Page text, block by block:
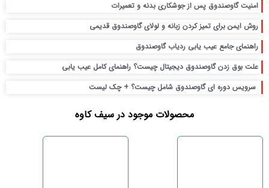
امنیت گاوصندوق پس از جوشکاری بدنه و تعمیرات
روش ایمن برای تمیز کردن زبانه و لولای گاوصندوق قدیمی
راهنمای جامع عیب یابی ردیاب گاوصندوق
علت بوق زدن گاوصندوق دیجیتال چیست؟ راهنمای کامل عیب یابی
سرویس دوره ای گاوصندوق شامل چیست؟ + چک لیست
محصولات موجود در سیف کاوه